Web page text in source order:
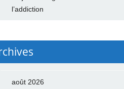
l’addiction
août 2026